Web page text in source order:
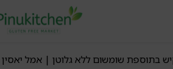
בתוספת שומשום ללא גלוטן | אמל יאסין